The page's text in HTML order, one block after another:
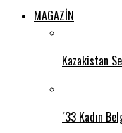
MAGAZİN
Kazakistan
´33 Kadın